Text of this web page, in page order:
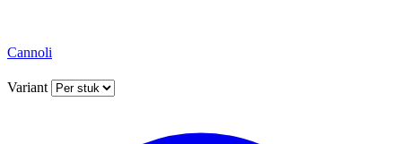
Cannoli
Variant